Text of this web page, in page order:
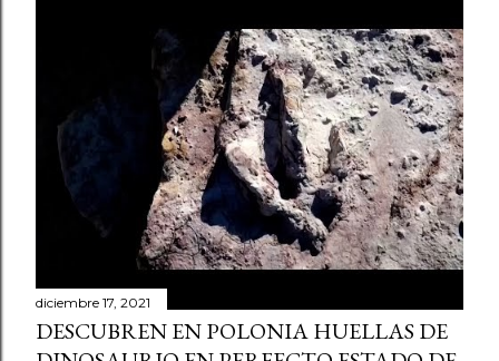
diciembre 17, 2021
DESCUBREN EN POLONIA HUELLAS DE